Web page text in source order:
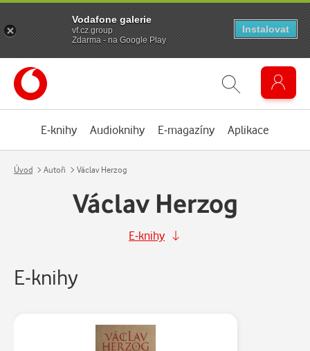
E-knihy Audioknihy E-magazíny Aplikace
Úvod Autoři Václav Herzog
Václav Herzog
E-knihy
E-knihy
Vodafone galerie
vf.cz.group
Zdarma - na Google Play
Instalovat